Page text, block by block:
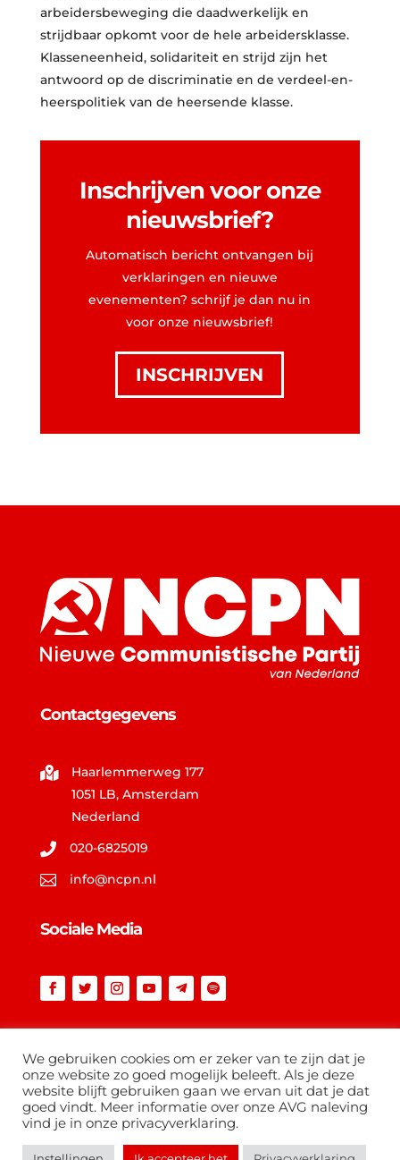
arbeidersbeweging die daadwerkelijk en
strijdbaar opkomt voor de hele arbeidersklasse.
Klasseneenheid, solidariteit en strijd zijn het
antwoord op de discriminatie en de verdeel-en-
heerspolitiek van de heersende klasse.
Inschrijven voor onze
nieuwsbrief?
Automatisch bericht ontvangen bij
verklaringen en nieuwe
evenementen? schrijf je dan nu in
voor onze nieuwsbrief!
INSCHRIJVEN
Contactgegevens

Haarlemmerweg 177
1051 LB, Amsterdam
Nederland

020-6825019

info@ncpn.nl
Sociale Media
We gebruiken cookies om er zeker van te zijn dat je
onze website zo goed mogelijk beleeft. Als je deze
website blijft gebruiken gaan we ervan uit dat je dat
goed vindt. Meer informatie over onze AVG naleving
vind je in onze privacyverklaring.